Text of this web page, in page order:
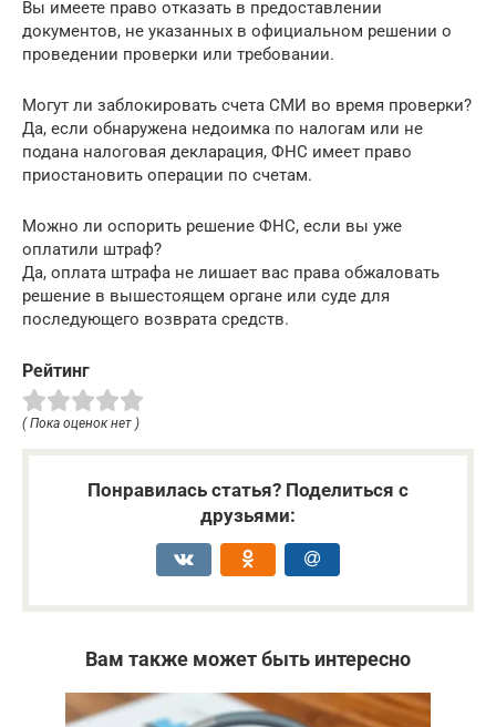
Вы имеете право отказать в предоставлении
документов, не указанных в официальном решении о
проведении проверки или требовании.
Могут ли заблокировать счета СМИ во время проверки?
Да, если обнаружена недоимка по налогам или не
подана налоговая декларация, ФНС имеет право
приостановить операции по счетам.
Можно ли оспорить решение ФНС, если вы уже
оплатили штраф?
Да, оплата штрафа не лишает вас права обжаловать
решение в вышестоящем органе или суде для
последующего возврата средств.
Рейтинг
( Пока оценок нет )
Понравилась статья? Поделиться с
друзьями:
Вам также может быть интересно